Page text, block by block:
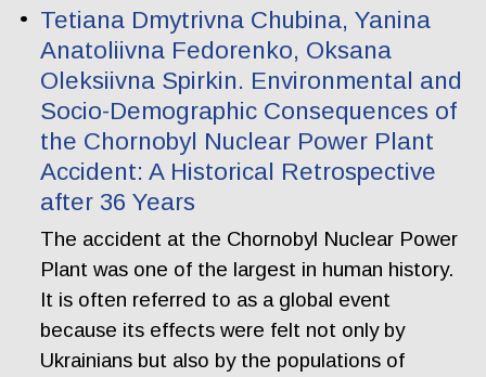
Tetiana Dmytrivna Chubina, Yanina
Anatoliivna Fedorenko, Oksana
Oleksiivna Spirkin. Еnvironmental and
Socio-Demographic Consequences of
the Chornobyl Nuclear Power Plant
Accident: A Historical Retrospective
after 36 Years
The accident at the Chornobyl Nuclear Power
Plant was one of the largest in human history.
It is often referred to as a global event
because its effects were felt not only by
Ukrainians but also by the populations of